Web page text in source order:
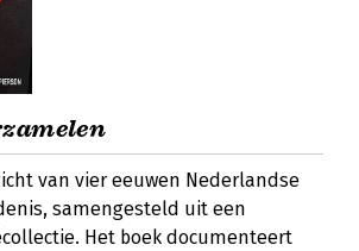
van vier eeuwen Nederlandse
samengesteld uit een
Het boek documenteert